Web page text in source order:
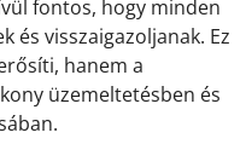
fontos, hogy minden
és visszaigazoljanak. Ez
hanem a
üzemeltetésben és